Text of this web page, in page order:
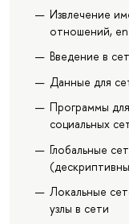
Извлечение
отношений,
Введение в
Данные для
Программы для
социальных
Глобальные
Локальные
узлы в сети